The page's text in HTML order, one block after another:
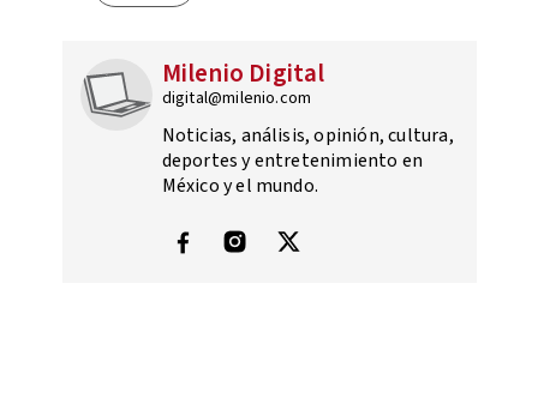
Milenio Digital
digital@milenio.com
Noticias, análisis, opinión, cultura,
deportes y entretenimiento en
México y el mundo.